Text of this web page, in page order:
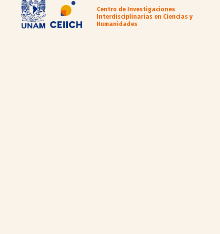
Centro de Investigaciones
Interdisciplinarias en Ciencias y
Humanidades